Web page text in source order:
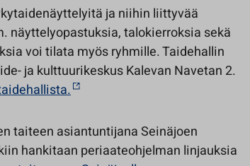
ja niihin liittyvää
näyttelyopastuksia, talokierroksia sekä
voi tilata myös ryhmille. Taidehallin
ja kulttuurikeskus Kalevan Navetan 2.
taiteen asiantuntijana Seinäjoen
hankitaan periaateohjelman linjauksia